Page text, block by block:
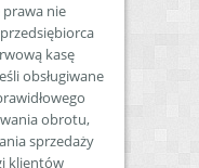
nie
kasę
obsługiwane
obrotu,
sprzedaży
klientów